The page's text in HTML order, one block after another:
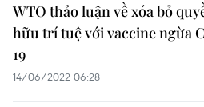
WTO thảo luận về xóa bỏ
hữu trí tuệ với vaccine ngừa
19
14/06/2022 06:28